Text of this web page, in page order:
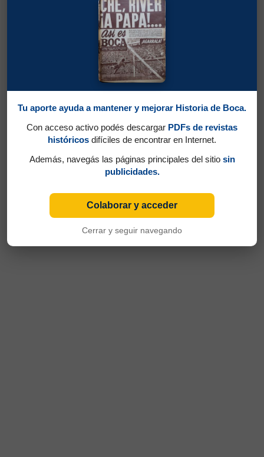
Tu aporte ayuda a mantener y mejorar Historia de Boca.
Con acceso activo podés descargar PDFs de revistas
históricos difíciles de encontrar en Internet.
Además, navegás las páginas principales del sitio sin
publicidades.
Colaborar y acceder
Cerrar y seguir navegando